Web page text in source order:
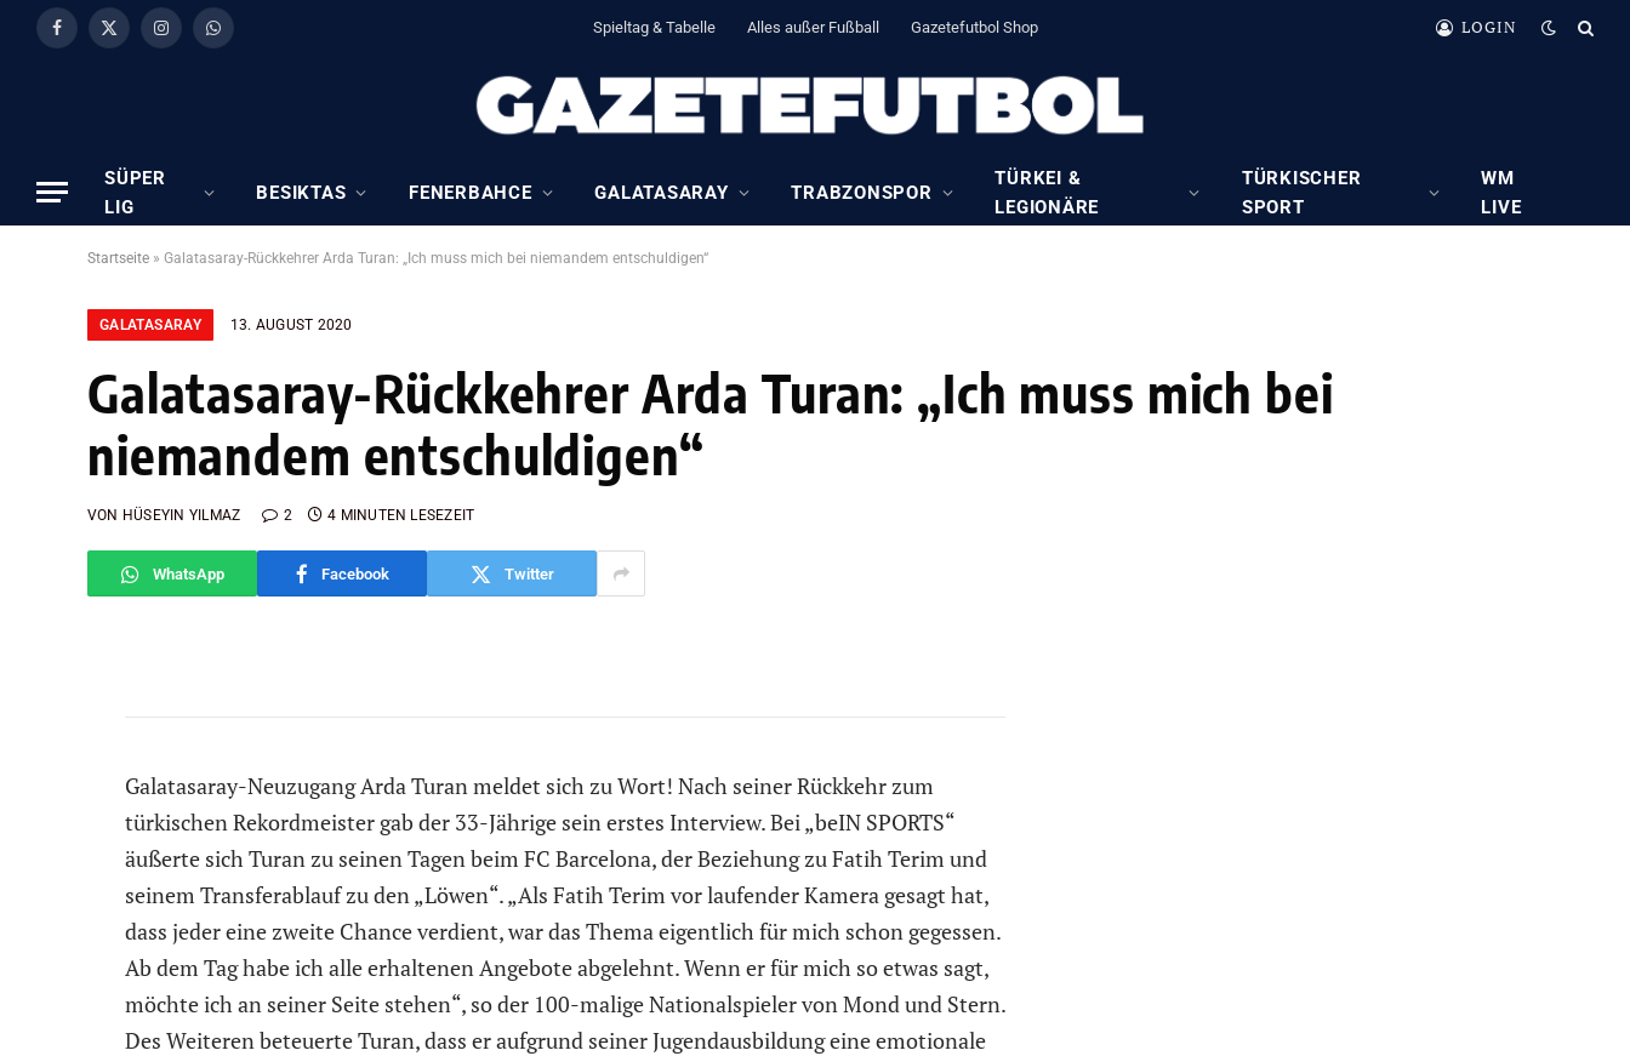
Facebook
X
InstagramWhatsApp Spieltag & Tabelle Alles außer Fußball Gazetefutbol Shop LOGIN
SÜPER
LIG
BESIKTAS FENERBAHCE GALATASARAY TRABZONSPOR
TÜRKEI &
LEGIONÄRE
TÜRKISCHER
SPORT
WM
LIVE
Startseite » Galatasaray-Rückkehrer Arda Turan: „Ich muss mich bei niemandem entschuldigen“
GALATASARAY 13. AUGUST 2020
Galatasaray-Rückkehrer Arda Turan: „Ich muss mich bei
niemandem entschuldigen“
VON HÜSEYIN YILMAZ 2 4 MINUTEN LESEZEIT
WhatsApp Facebook Twitter
Galatasaray-Neuzugang Arda Turan meldet sich zu Wort! Nach seiner Rückkehr zum
türkischen Rekordmeister gab der 33-Jährige sein erstes Interview. Bei „beIN SPORTS“
äußerte sich Turan zu seinen Tagen beim FC Barcelona, der Beziehung zu Fatih Terim und
seinem Transferablauf zu den „Löwen“. „Als Fatih Terim vor laufender Kamera gesagt hat,
dass jeder eine zweite Chance verdient, war das Thema eigentlich für mich schon gegessen.
Ab dem Tag habe ich alle erhaltenen Angebote abgelehnt. Wenn er für mich so etwas sagt,
möchte ich an seiner Seite stehen“, so der 100-malige Nationalspieler von Mond und Stern.
Des Weiteren beteuerte Turan, dass er aufgrund seiner Jugendausbildung eine emotionale